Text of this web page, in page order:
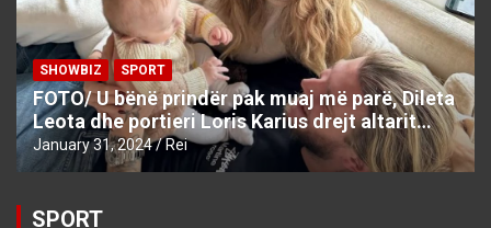
SHOWBIZ SPORT
FOTO/ U bënë prindër pak muaj më parë, Dileta
Leota dhe portieri Loris Karius drejt altarit…
January 31, 2024 Rei
SPORT